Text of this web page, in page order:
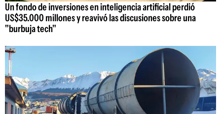
Un fondo de inversiones en inteligencia artificial perdió
US$35.000 millones y reavivó las discusiones sobre una
"burbuja tech"